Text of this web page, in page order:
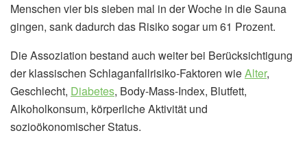
Menschen vier bis sieben mal in der Woche in die Sauna
gingen, sank dadurch das Risiko sogar um 61 Prozent.
Die Assoziation bestand auch weiter bei Berücksichtigung
der klassischen Schlaganfallrisiko-Faktoren wieAlter,
Geschlecht, Diabetes, Body-Mass-Index, Blutfett,
Alkoholkonsum, körperliche Aktivität und
sozioökonomischer Status.